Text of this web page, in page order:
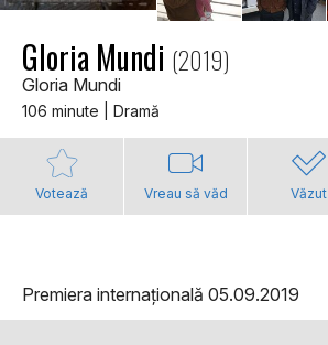
Gloria Mundi (2019)
Gloria Mundi
106 minute | Dramă
Votează Vreau să văd Văzut
Premiera internațională 05.09.2019